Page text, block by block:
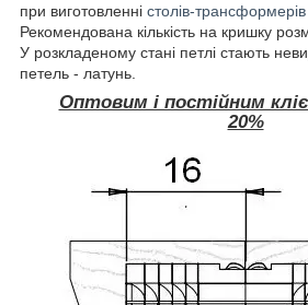
при виготовленні столів-трансформерів
Рекомендована кількість на кришку
У розкладеному стані петлі стають
петель - латунь.
Оптовим і постійним
20%